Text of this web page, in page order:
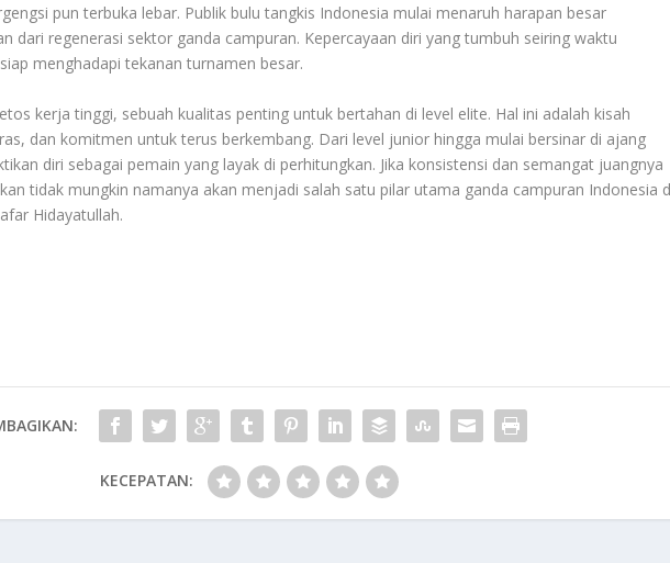
pun terbuka lebar. Publik bulu tangkis Indonesia mulai menaruh harapan besar
dari regenerasi sektor ganda campuran. Kepercayaan diri yang tumbuh seiring waktu
menghadapi tekanan turnamen besar.
kerja tinggi, sebuah kualitas penting untuk bertahan di level elite. Hal ini adalah kisah
dan komitmen untuk terus berkembang. Dari level junior hingga mulai bersinar di ajang
diri sebagai pemain yang layak di perhitungkan. Jika konsistensi dan semangat juangnya
tidak mungkin namanya akan menjadi salah satu pilar utama ganda campuran Indonesia
Hidayatullah.
KECEPATAN: